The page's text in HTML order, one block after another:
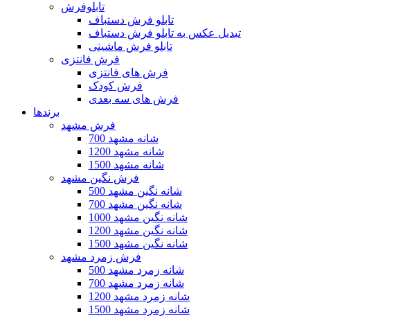
تابلوفرش
تابلو فرش دستباف
تبدیل عکس به تابلو فرش دستباف
تابلو فرش ماشینی
فرش فانتزی
فرش های فانتزی
فرش کودک
فرش های سه بعدی
برندها
فرش مشهد
700 شانه مشهد
1200 شانه مشهد
1500 شانه مشهد
فرش نگین مشهد
500 شانه نگین مشهد
700 شانه نگین مشهد
1000 شانه نگین مشهد
1200 شانه نگین مشهد
1500 شانه نگین مشهد
فرش زمرد مشهد
500 شانه زمرد مشهد
700 شانه زمرد مشهد
1200 شانه زمرد مشهد
1500 شانه زمرد مشهد